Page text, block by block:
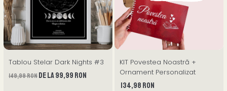
Tablou Stelar Dark Nights #3
149,99 RONde la 99,99 RON
KIT Povestea Noastră +
Ornament Personalizat
134,98 RON